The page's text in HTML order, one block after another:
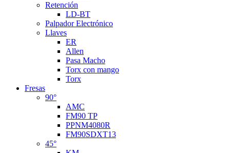
Retención
LD-BT
Palpador Electrónico
Llaves
ER
Allen
Pasa Macho
Torx con mango
Torx
Fresas
90°
AMC
FM90 TP
PPNM4080R
FM90SDXT13
45°